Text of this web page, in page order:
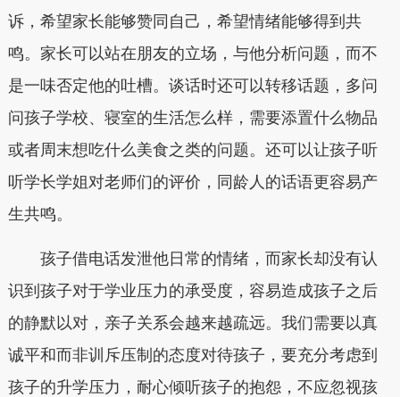
诉，希望家长能够赞同自己，希望情绪能够得到共
鸣。家长可以站在朋友的立场，与他分析问题，而不
是一味否定他的吐槽。谈话时还可以转移话题，多问
问孩子学校、寝室的生活怎么样，需要添置什么物品
或者周末想吃什么美食之类的问题。还可以让孩子听
听学长学姐对老师们的评价，同龄人的话语更容易产
生共鸣。
孩子借电话发泄他日常的情绪，而家长却没有认
识到孩子对于学业压力的承受度，容易造成孩子之后
的静默以对，亲子关系会越来越疏远。我们需要以真
诚平和而非训斥压制的态度对待孩子，要充分考虑到
孩子的升学压力，耐心倾听孩子的抱怨，不应忽视孩